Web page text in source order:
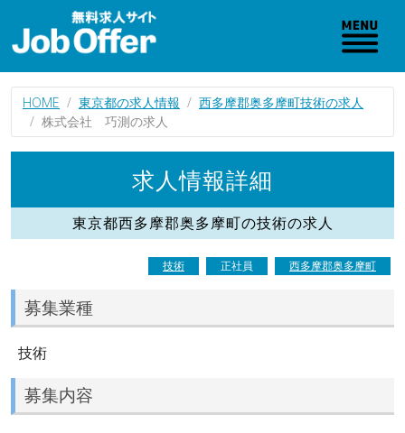
HOME 東京都の求人情報
西多摩郡奥多摩町技術の求人
株式会社 巧測の求人
求人情報詳細
東京都西多摩郡奥多摩町の技術の求人
技術 正社員 西多摩郡奥多摩町
募集業種
技術
募集内容